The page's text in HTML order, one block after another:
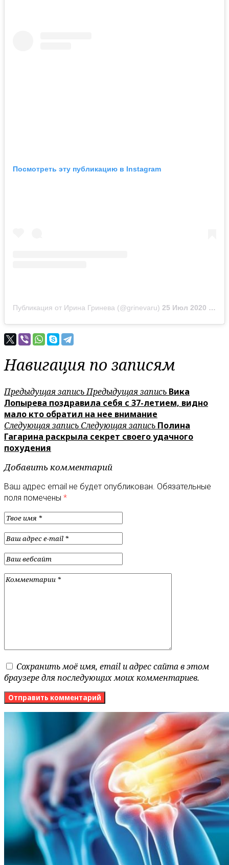
Посмотреть эту публикацию в Instagram
Публикация от Ирина Гринева (@grinevaru) 25 Июл 2020 в 11:07 PDT
Навигация по записям
Предыдущая записьПредыдущая запись Вика
Лопырева поздравила себя с 37-летием, видно
мало кто обратил на нее внимание
Следующая запись Следующая запись Полина
Гагарина раскрыла секрет своего удачного
похудения
Добавить комментарий
Ваш адрес email не будет опубликован. Обязательные
поля помечены *
Сохранить моё имя, email и адрес сайта в этом
браузере для последующих моих комментариев.